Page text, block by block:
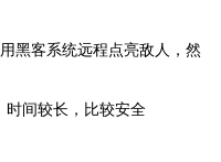
黑客系统远程点亮敌人，然
时间较长，比较安全